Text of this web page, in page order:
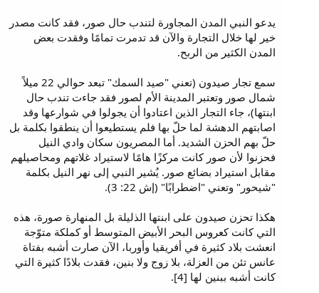
يدعو النبي المدن المجاورة لتندب حال صور، فقد كانت مصدر
خير لها خلال التجارة والآن قد تدمرت تمامًا وفقدت بعض
المدن الكثير من الربح.
سمع تجار صيدون (تعني "صيد السمك" تبعد حوالي 22 ميلاً
شمال صور وتعتبر المدينة الأم لصور فقد جاءت تندب حال
ابنتها)، جاء التجار الذين اعتادوا أن يجولوا في شوارعها وقد
اصابتهم الدهشة لما حلّ بها فلم يستطيعوا أن ينطقوا بكلمة بل
حلّ بهم الحزن الشديد. أما المصريون سكان وادي النيل
فحزنوا لأن صور كانت مركزًا هامًا لاستيراد غلاتهم ومحاصيلهم
مقابل استيراد بضائع صور. يُشير النبي إلى نهر النيل بكلمة
"شيحور" وتعني "اضطرابًا" (إش 22: 3).
هكذا تحزن صيدون على ابنتها الذليلة بل المنهارة صورة، هذه
التي كانت كعروس البحر الأبيض المتوسط أو كملكة متوّجة
انعشت بلاد كثيرة في أفريقيا وأوربا، الآن صارت أشبه بفتاة
عانس تئن من العزلة، بلا زوج ولا بنين، فقدت بلادًا كثيرة التي
كانت أشبه ببنين لها [4].